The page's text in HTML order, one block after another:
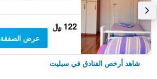
122 ﷼
عرض الصفقة
شاهد أرخص الفنادق في سبليت